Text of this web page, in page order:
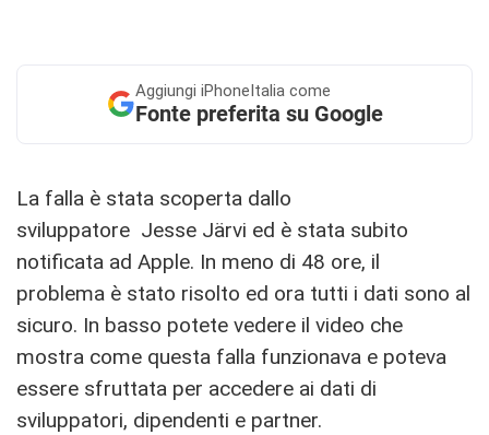
Aggiungi iPhoneItalia come
Fonte preferita su Google
La falla è stata scoperta dallo
sviluppatore Jesse Järvi ed è stata subito
notificata ad Apple. In meno di 48 ore, il
problema è stato risolto ed ora tutti i dati sono al
sicuro. In basso potete vedere il video che
mostra come questa falla funzionava e poteva
essere sfruttata per accedere ai dati di
sviluppatori, dipendenti e partner.